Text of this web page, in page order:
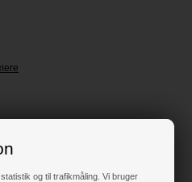
og til trafikmåling. Vi bruger